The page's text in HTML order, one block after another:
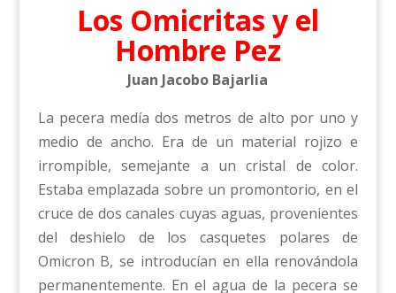
Los Omicritas y el
Hombre Pez
Juan Jacobo Bajarlia
La pecera medía dos metros de alto por uno y
medio de ancho. Era de un material rojizo e
irrompible, semejante a un cristal de color.
Estaba emplazada sobre un promontorio, en el
cruce de dos canales cuyas aguas, provenientes
del deshielo de los casquetes polares de
Omicron B, se introducían en ella renovándola
permanentemente. En el agua de la pecera se